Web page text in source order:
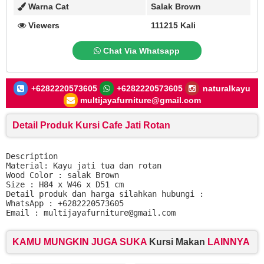
Warna Cat
Salak Brown
Viewers
111215 Kali
Chat Via Whatsapp
+6282220573605 +6282220573605
naturalkayu
multijayafurniture@gmail.com
Detail Produk Kursi Cafe Jati Rotan
Description
Material: Kayu jati tua dan rotan
Wood Color : salak Brown
Size : H84 x W46 x D51 cm
Detail produk dan harga silahkan hubungi :
WhatsApp : +6282220573605
Email : multijayafurniture@gmail.com
KAMU MUNGKIN JUGA SUKA Kursi Makan LAINNYA